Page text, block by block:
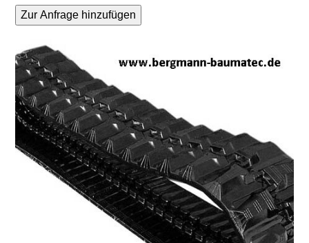
Zur Anfrage hinzufügen